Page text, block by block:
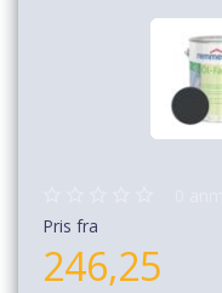
Pris fra
246,25